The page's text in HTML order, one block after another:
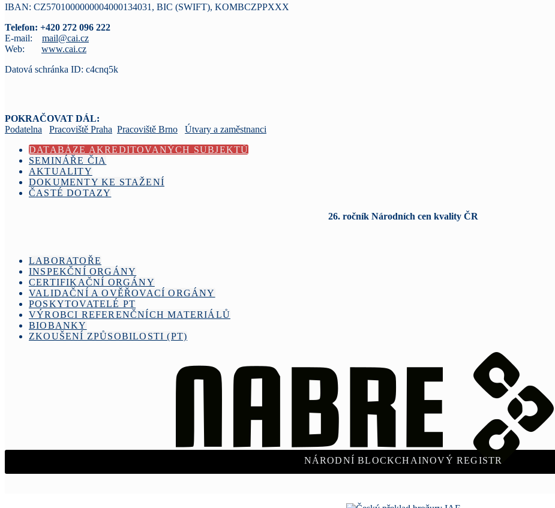
IBAN: CZ5701000000004000134031, BIC (SWIFT), KOMBCZPPXXX
Telefon: +420 272 096 222
E-mail: mail@cai.cz
Web: www.cai.cz
Datová schránka ID: c4cnq5k
POKRAČOVAT DÁL:
Podatelna
Pracoviště Praha Pracoviště Brno
Útvary a zaměstnanci
DATABÁZE AKREDITOVANÝCH SUBJEKTŮ
SEMINÁŘE ČIA
AKTUALITY
DOKUMENTY KE STAŽENÍ
ČASTÉ DOTAZY
26. ročník Národních cen kvality ČR
LABORATOŘE
INSPEKČNÍ ORGÁNY
CERTIFIKAČNÍ ORGÁNY
VALIDAČNÍ A OVĚŘOVACÍ ORGÁNY
POSKYTOVATELÉ PT
VÝROBCI REFERENČNÍCH MATERIÁLŮ
BIOBANKY
ZKOUŠENÍ ZPŮSOBILOSTI (PT)
NÁRODNÍ BLOCKCHAINOVÝ REGISTR